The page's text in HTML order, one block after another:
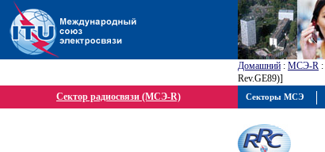
Домашний : МСЭ-R :
Rev.GE89)]
Сектор радиосвязи (МСЭ-R)
Секторы МСЭ